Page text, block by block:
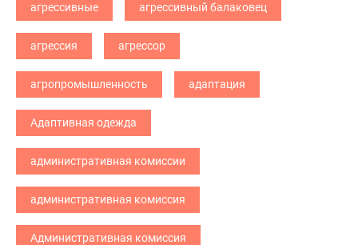
агрессивные агрессивный балаковец
агрессия агрессор
агропромышленность адаптация
Адаптивная одежда
административная комиссии
административная комиссия
Административная комиссия